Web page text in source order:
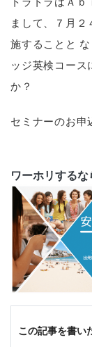
まして、７月
施することと
ッジ英検コース
か？
セミナーのお申
ワーホリするな
この記事を書い